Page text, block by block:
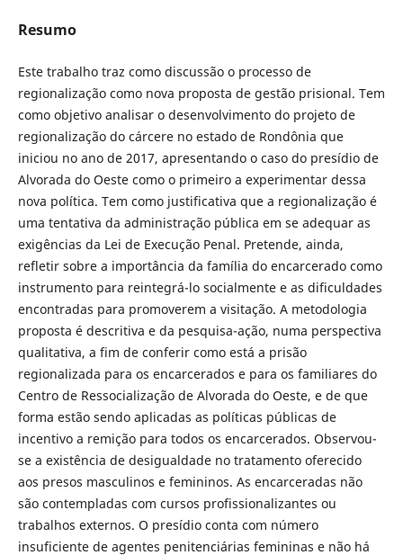
Resumo
Este trabalho traz como discussão o processo de
regionalização como nova proposta de gestão prisional. Tem
como objetivo analisar o desenvolvimento do projeto de
regionalização do cárcere no estado de Rondônia que
iniciou no ano de 2017, apresentando o caso do presídio de
Alvorada do Oeste como o primeiro a experimentar dessa
nova política. Tem como justificativa que a regionalização é
uma tentativa da administração pública em se adequar as
exigências da Lei de Execução Penal. Pretende, ainda,
refletir sobre a importância da família do encarcerado como
instrumento para reintegrá-lo socialmente e as dificuldades
encontradas para promoverem a visitação. A metodologia
proposta é descritiva e da pesquisa-ação, numa perspectiva
qualitativa, a fim de conferir como está a prisão
regionalizada para os encarcerados e para os familiares do
Centro de Ressocialização de Alvorada do Oeste, e de que
forma estão sendo aplicadas as políticas públicas de
incentivo a remição para todos os encarcerados. Observou-
se a existência de desigualdade no tratamento oferecido
aos presos masculinos e femininos. As encarceradas não
são contempladas com cursos profissionalizantes ou
trabalhos externos. O presídio conta com número
insuficiente de agentes penitenciárias femininas e não há